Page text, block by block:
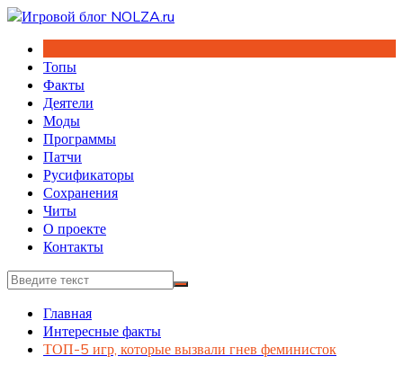
Перейти
содержимому
Топы
Факты
Деятели
Моды
Программы
Патчи
Русификаторы
Сохранения
Читы
О проекте
Контакты
Главная
Интересные факты
ТОП-5 игр, которые вызвали гнев феминисток